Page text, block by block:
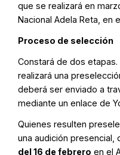
que se realizará en
Nacional Adela Reta, en
Proceso de selección
Constará de dos etapas.
realizará una
deberá ser enviado a
mediante un enlace de
Quienes resulten
una audición presencial,
del 16 de febrero en el